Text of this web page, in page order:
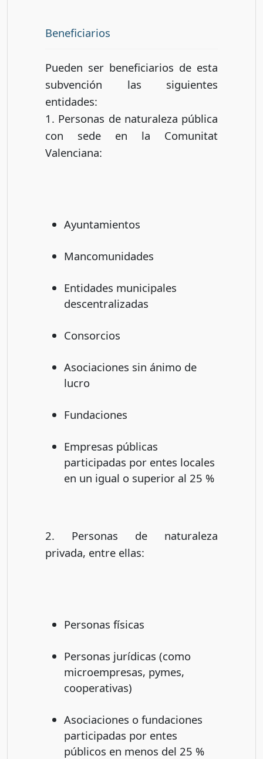
Beneficiarios
Pueden ser beneficiarios de esta
subvención las siguientes
entidades:
1. Personas de naturaleza pública
con sede en la Comunitat
Valenciana:
Ayuntamientos
Mancomunidades
Entidades municipales
descentralizadas
Consorcios
Asociaciones sin ánimo de
lucro
Fundaciones
Empresas públicas
participadas por entes locales
en un igual o superior al 25 %
2. Personas de naturaleza
privada, entre ellas:
Personas físicas
Personas jurídicas (como
microempresas, pymes,
cooperativas)
Asociaciones o fundaciones
participadas por entes
públicos en menos del 25 %